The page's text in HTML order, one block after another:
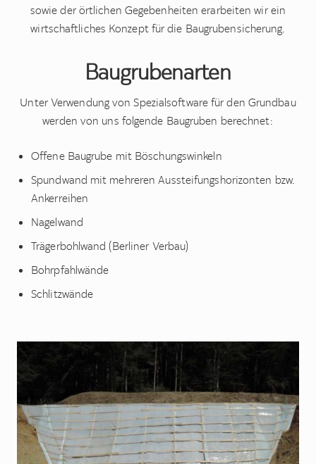
sowie der örtlichen Gegebenheiten erarbeiten wir ein
wirtschaftliches Konzept für die Baugrubensicherung.
Baugrubenarten
Unter Verwendung von Spezialsoftware für den Grundbau
werden von uns folgende Baugruben berechnet:
Offene Baugrube mit Böschungswinkeln
Spundwand mit mehreren Aussteifungshorizonten bzw.
Ankerreihen
Nagelwand
Trägerbohlwand (Berliner Verbau)
Bohrpfahlwände
Schlitzwände